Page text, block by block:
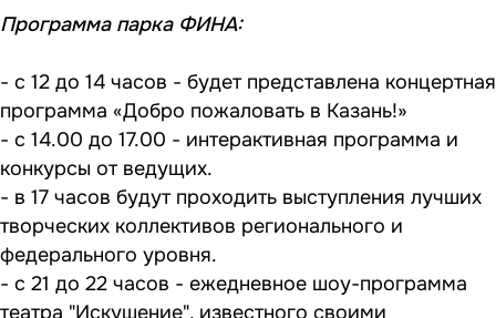
Программа парка ФИНА:
- с 12 до 14 часов - будет представлена концертная
программа «Добро пожаловать в Казань!»
- с 14.00 до 17.00 - интерактивная программа и
конкурсы от ведущих.
- в 17 часов будут проходить выступления лучших
творческих коллективов регионального и
федерального уровня.
- с 21 до 22 часов - ежедневное шоу-программа
театра "Искушение", известного своими